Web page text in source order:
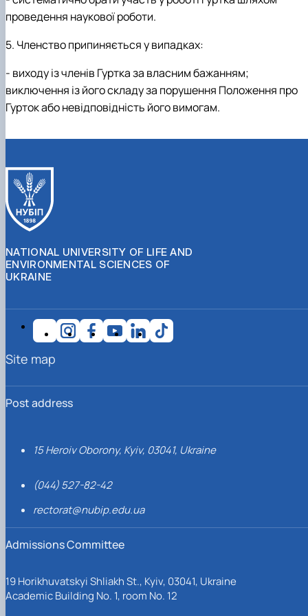
проведення наукової роботи.
5. Членство припиняється у випадках:
- виходу із членів Гуртка за власним бажанням;
виключення із його складу за порушення Положення про
Гурток або невідповідність його вимогам.
NATIONAL UNIVERSITY OF LIFE AND
ENVIRONMENTAL SCIENCES OF
UKRAINE
Post address
15 Heroiv Oborony, Kyiv, 03041, Ukraine
(044) 527-82-42
rectorat@nubip.edu.ua
Admissions Committee
19 Horikhuvatskyi Shliakh St., Kyiv, 03041, Ukraine
Academic Building No. 1, room No. 12
Site map